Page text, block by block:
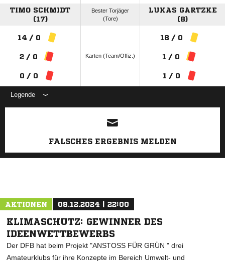
TIMO SCHMIDT
(17)
Bester Torjäger
(Tore)
LUKAS GARTZKE
(8)
14 / 0
2 / 0
0 / 0
Karten (Team/Offiz.)
18 / 0
1 / 0
1 / 0
Legende
ANZEIGE
FALSCHES ERGEBNIS MELDEN
AKTIONEN 08.12.2024 | 22:00
KLIMASCHUTZ: GEWINNER DES
IDEENWETTBEWERBS
Der DFB hat beim Projekt "ANSTOSS FÜR GRÜN " drei
Amateurklubs für ihre Konzepte im Bereich Umwelt- und